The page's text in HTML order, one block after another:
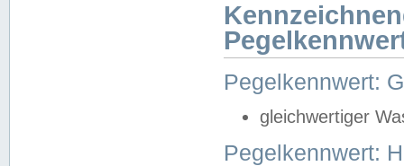
Pegelkennwert:
gleichwertiger
Pegelkennwert: